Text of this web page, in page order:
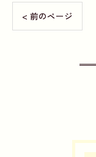
< 前のページ